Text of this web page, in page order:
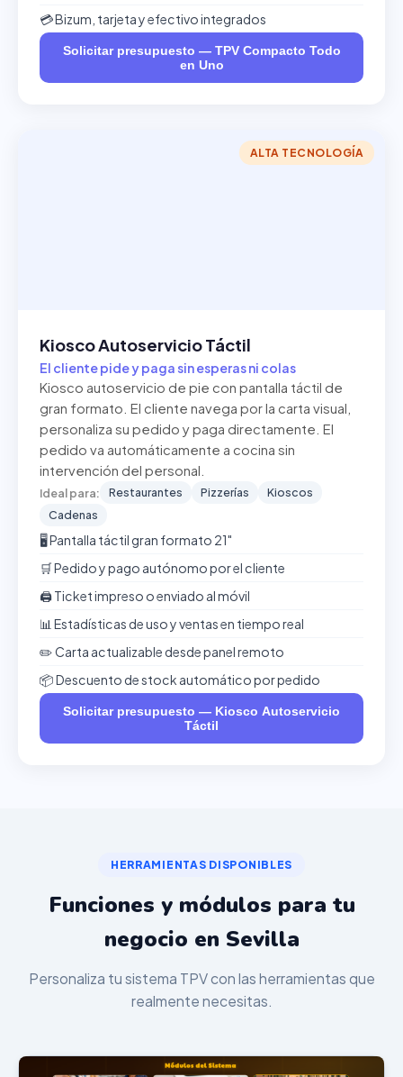
💳 Bizum, tarjeta y efectivo integrados
Solicitar presupuesto — TPV Compacto Todo
en Uno
ALTA TECNOLOGÍA
Kiosco Autoservicio Táctil
El cliente pide y paga sin esperas ni colas
Kiosco autoservicio de pie con pantalla táctil de
gran formato. El cliente navega por la carta visual,
personaliza su pedido y paga directamente. El
pedido va automáticamente a cocina sin
intervención del personal.
Ideal para: Restaurantes Pizzerías
Kioscos
Cadenas
🖥️ Pantalla táctil gran formato 21"
🛒 Pedido y pago autónomo por el cliente
🖨️ Ticket impreso o enviado al móvil
📊 Estadísticas de uso y ventas en tiempo real
✏️ Carta actualizable desde panel remoto
📦 Descuento de stock automático por pedido
Solicitar presupuesto — Kiosco Autoservicio
Táctil
HERRAMIENTAS DISPONIBLES
Funciones y módulos para tu
negocio en Sevilla
Personaliza tu sistema TPV con las herramientas que
realmente necesitas.